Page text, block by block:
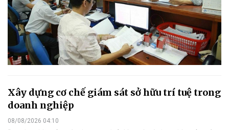
Xây dựng cơ chế giám sát sở hữu trí tuệ trong
doanh nghiệp
08/08/2026 04:10